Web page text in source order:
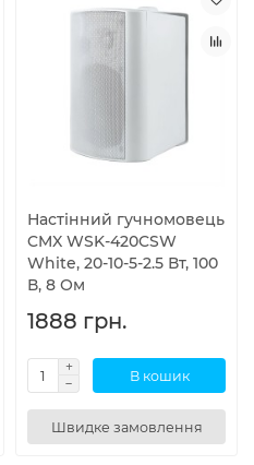
Настінний гучномовець
CMX WSK-420CSW
White, 20-10-5-2.5 Вт, 100
В, 8 Ом
1888 грн.
В кошик
Швидке замовлення